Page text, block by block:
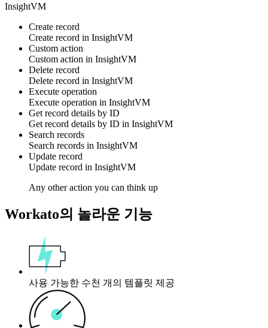
InsightVM
Create record
Create record in InsightVM
Custom action
Custom action in InsightVM
Delete record
Delete record in InsightVM
Execute operation
Execute operation in InsightVM
Get record details by ID
Get record details by ID in InsightVM
Search records
Search records in InsightVM
Update record
Update record in InsightVM
Any other action you can think up
Workato의 놀라운 기능
사용 가능한 수천 개의 템플릿 제공